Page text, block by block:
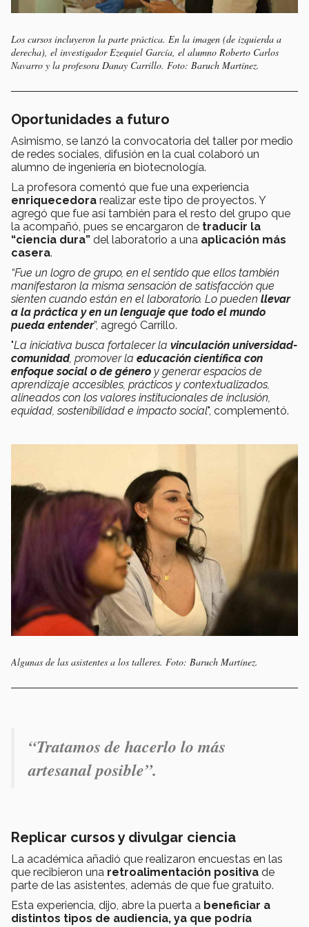
Los cursos incluyeron la parte práctica. En la imagen (de izquierda a
derecha), el investigador Ezequiel García, el alumno Roberto Carlos
Navarro y la profesora Danay Carrillo. Foto: Baruch Martínez.
Oportunidades a futuro
Asimismo, se lanzó la convocatoria del taller por medio
de redes sociales, difusión en la cual colaboró un
alumno de ingeniería en biotecnología.
La profesora comentó que fue una experiencia
enriquecedora realizar este tipo de proyectos. Y
agregó que fue así también para el resto del grupo que
la acompañó, pues se encargaron de traducir la
“ciencia dura” del laboratorio a una aplicación más
casera.
“Fue un logro de grupo, en el sentido que ellos también
manifestaron la misma sensación de satisfacción que
sienten cuando están en el laboratorio. Lo pueden llevar
a la práctica y en un lenguaje que todo el mundo
pueda entender”, agregó Carrillo.
"La iniciativa busca fortalecer la vinculación universidad-
comunidad, promover la educación científica con
enfoque social o de género y generar espacios de
aprendizaje accesibles, prácticos y contextualizados,
alineados con los valores institucionales de inclusión,
equidad, sostenibilidad e impacto social", complementó.
Algunas de las asistentes a los talleres. Foto: Baruch Martínez.
“Tratamos de hacerlo lo más
artesanal posible”.
Replicar cursos y divulgar ciencia
La académica añadió que realizaron encuestas en las
que recibieron una retroalimentación positiva de
parte de las asistentes, además de que fue gratuito.
Esta experiencia, dijo, abre la puerta a beneficiar a
distintos tipos de audiencia, ya que podría